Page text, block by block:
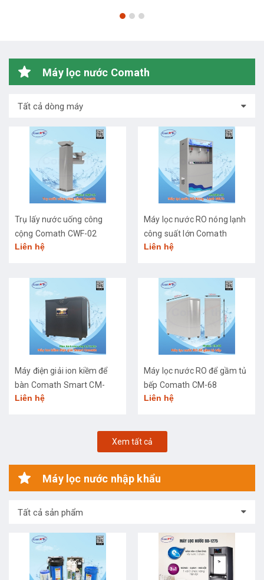
Máy lọc nước Comath
Tất cả dòng máy
Trụ lấy nước uống công
cộng Comath CWF-02
Liên hệ
Máy lọc nước RO nóng lạnh
công suất lớn Comath
CM2681-50
Liên hệ
Máy điện giải ion kiềm để
bàn Comath Smart CM-
3668
Liên hệ
Máy lọc nước RO để gầm tủ
bếp Comath CM-68
Liên hệ
Xem tất cả
Máy lọc nước nhập khẩu
Tất cả sản phẩm